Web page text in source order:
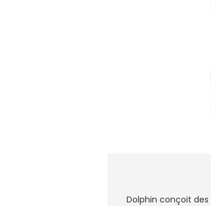
Dolphin conçoit des